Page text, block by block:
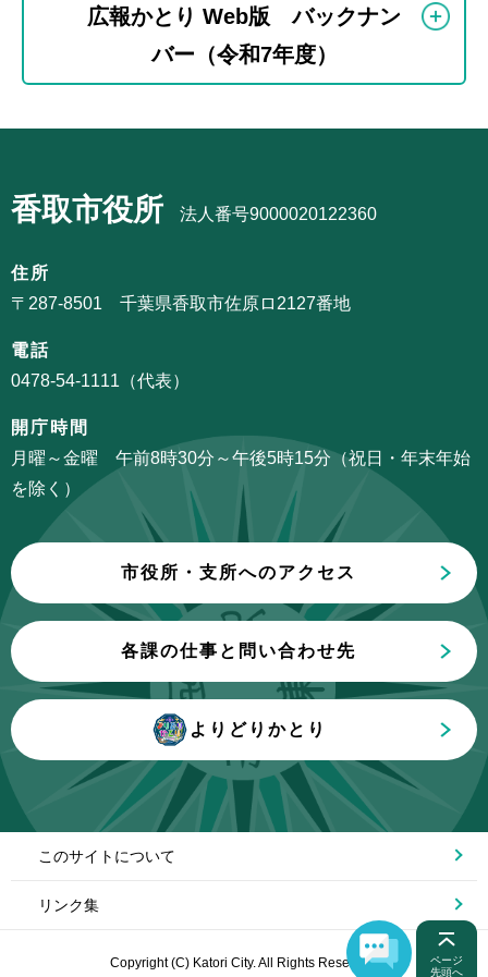
で
ョ
こ
こ
か
広報かとり Web版 バックナン
バー（令和7年度）
ナ
ゲ
ー
ョ
ン
こ
こ
ま
香取市役所 法人番号9000020122360
住所
〒287-8501 千葉県香取市佐原ロ2127番地
電話
0478-54-1111（代表）
開庁時間
月曜～金曜 午前8時30分～午後5時15分（祝日・年末年始
を除く）
市役所・支所へのアクセス
各課の仕事と問い合わせ先
よりどりかとり
このサイトについて
リンク集
Copyright (C) Katori City. All Rights Reserved.
ページ
先頭へ